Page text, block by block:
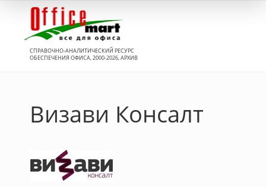
СПРАВОЧНО-АНАЛИТИЧЕСКИЙ РЕСУРС
ОБЕСПЕЧЕНИЯ ОФИСА, 2000-2026, АРХИВ
Визави Консалт